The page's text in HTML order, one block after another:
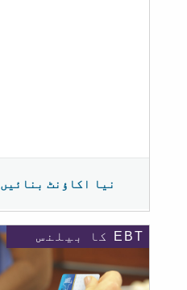
نیا اکاؤنٹ بنائیں
EBT کا بیلنس